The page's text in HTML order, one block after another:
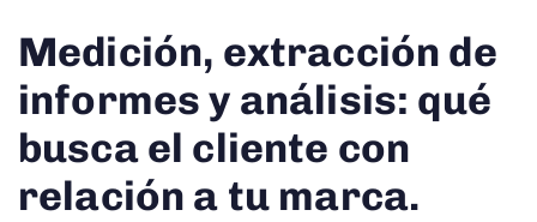
Medición, extracción de
informes y análisis: qué
busca el cliente con
relación a tu marca.